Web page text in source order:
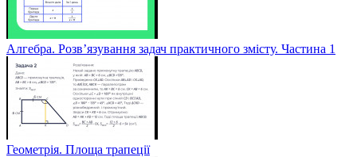
Алгебра. Розв’язування задач практичного змісту. Частина 1
Геометрія. Площа трапеції